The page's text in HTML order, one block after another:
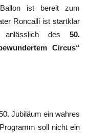
ist bereit zum
Roncalli ist startklar
anlässlich des 50.
Circus“
Jubiläum ein wahres
soll nicht ein